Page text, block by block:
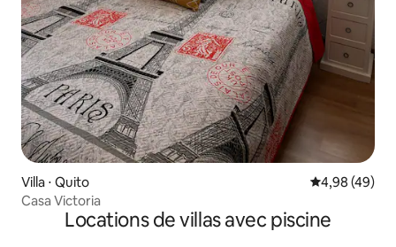
Villa ⋅ Quito Évaluation
4,98 (49)
Casa Victoria
Locations de villas avec piscine